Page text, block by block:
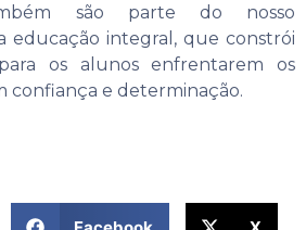
são parte do nosso
educação integral, que constrói
os alunos enfrentarem os
confiança e determinação.